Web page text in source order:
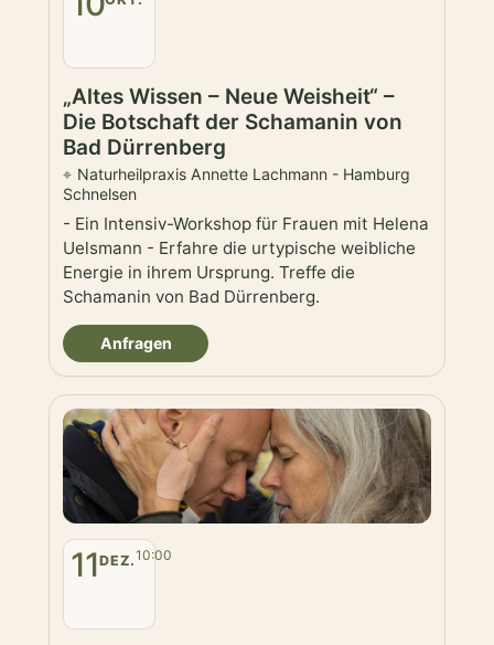
„Altes Wissen – Neue Weisheit“ –
Die Botschaft der Schamanin von
Bad Dürrenberg
Naturheilpraxis Annette Lachmann - Hamburg
Schnelsen
- Ein Intensiv-Workshop für Frauen mit Helena
Uelsmann - Erfahre die urtypische weibliche
Energie in ihrem Ursprung. Treffe die
Schamanin von Bad Dürrenberg.
Anfragen
11DEZ.10:00